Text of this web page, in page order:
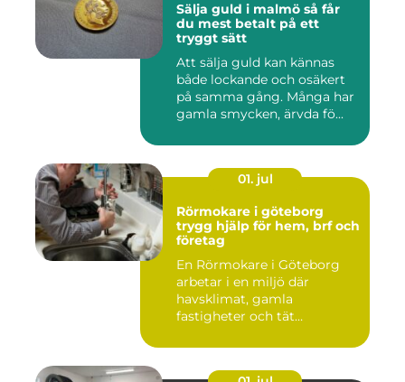
Sälja guld i malmö så får
du mest betalt på ett
tryggt sätt
Att sälja guld kan kännas
både lockande och osäkert
på samma gång. Många har
gamla smycken, ärvda fö...
01. jul
Rörmokare i göteborg
trygg hjälp för hem, brf och
företag
En Rörmokare i Göteborg
arbetar i en miljö där
havsklimat, gamla
fastigheter och tät